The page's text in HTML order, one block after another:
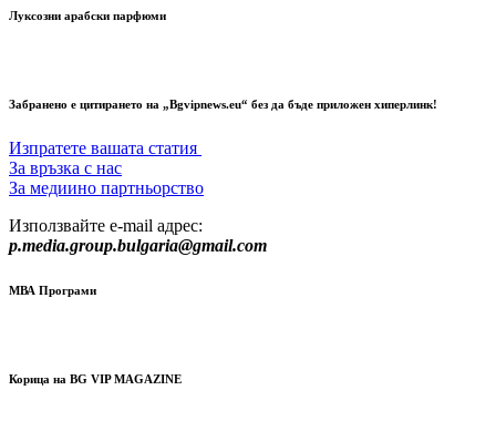
Луксозни арабски парфюми
Забранено е цитирането на „Bgvipnews.eu“ без да бъде приложен хиперлинк!
Изпратете вашата статия
За връзка с нас
За медиино партньорство
Използвайте e-mail адрес:
p.media.group.bulgaria@gmail.com
МВА Програми
Корица на BG VIP MAGAZINE